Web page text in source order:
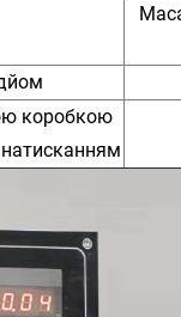
коробкою